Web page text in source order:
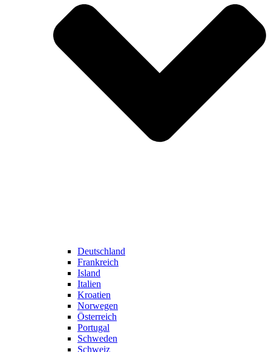
Deutschland
Frankreich
Island
Italien
Kroatien
Norwegen
Österreich
Portugal
Schweden
Schweiz